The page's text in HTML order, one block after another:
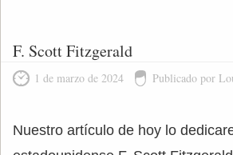
F. Scott Fitzgerald
1 de marzo de 2024 Publicado por
Nuestro artículo de hoy lo